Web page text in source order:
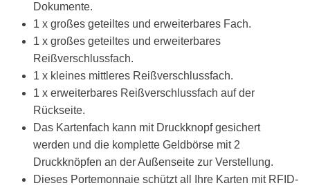
Dokumente.
1 x großes geteiltes und erweiterbares Fach.
1 x großes geteiltes und erweiterbares
Reißverschlussfach.
1 x kleines mittleres Reißverschlussfach.
1 x erweiterbares Reißverschlussfach auf der
Rückseite.
Das Kartenfach kann mit Druckknopf gesichert
werden und die komplette Geldbörse mit 2
Druckknöpfen an der Außenseite zur Verstellung.
Dieses Portemonnaie schützt all Ihre Karten mit RFID-